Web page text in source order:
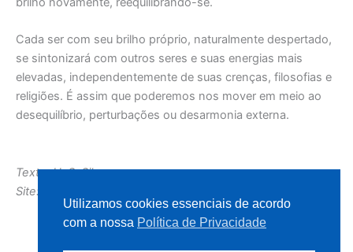
Cada ser com seu brilho próprio, naturalmente despertado,
se sintonizará com outros seres e suas energias mais
elevadas, independentemente de suas crenças, filosofias e
religiões. É assim que poderemos nos mover em meio ao
desequilíbrio, perturbações ou desarmonia externa.
Texto: H. S. Silva
Site: Intuicao.com
Utilizamos cookies essenciais de acordo
com a nossa Política de Privacidade